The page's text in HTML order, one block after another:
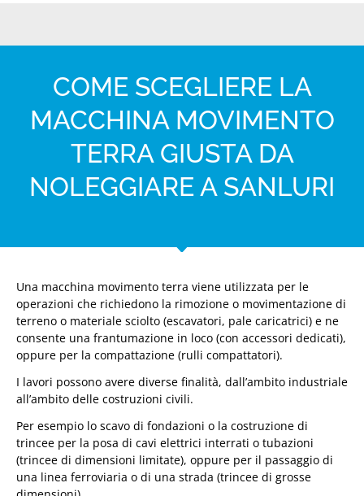
COME SCEGLIERE LA
MACCHINA MOVIMENTO
TERRA GIUSTA DA
NOLEGGIARE A SANLURI
Una macchina movimento terra viene utilizzata per le
operazioni che richiedono la rimozione o movimentazione di
terreno o materiale sciolto (escavatori, pale caricatrici) e ne
consente una frantumazione in loco (con accessori dedicati),
oppure per la compattazione (rulli compattatori).
I lavori possono avere diverse finalità, dall’ambito industriale
all’ambito delle costruzioni civili.
Per esempio lo scavo di fondazioni o la costruzione di
trincee per la posa di cavi elettrici interrati o tubazioni
(trincee di dimensioni limitate), oppure per il passaggio di
una linea ferroviaria o di una strada (trincee di grosse